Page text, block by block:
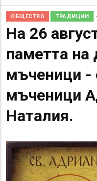
ОБЩЕСТВО ТРАДИЦИИ
На 26
паметта на
мъченици -
мъченици
Наталия.